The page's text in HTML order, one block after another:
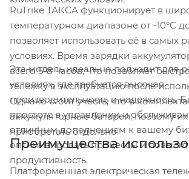
RuTrike ТАКСА функционирует в
температурном диапазоне от -10°C
позволяет использовать её в самых
условиях. Время зарядки
всего 5-8 часов, что позволяет
тележку в эксплуатацию после
Однако стоит учесть, что в
аккумуляторные батареи, поэтому
приобретать отдельно.
Эта модель идеально подходит для
условиях, где требуется высокая
производительность и надежность.
простоте в управлении и
отличным дополнением к вашему
оптимизировать процессы и
продуктивность.
Преимущества
Платформенная электрическая